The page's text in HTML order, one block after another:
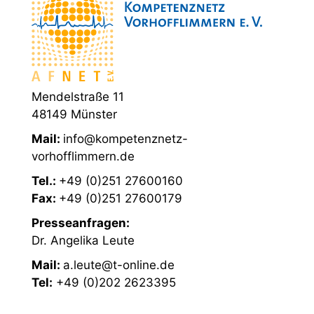
Mendelstraße 11
48149 Münster
Mail: info@kompetenznetz-
vorhofflimmern.de
Tel.: +49 (0)251 27600160
Fax: +49 (0)251 27600179
Presseanfragen:
Dr. Angelika Leute
Mail: a.leute@t-online.de
Tel: +49 (0)202 2623395